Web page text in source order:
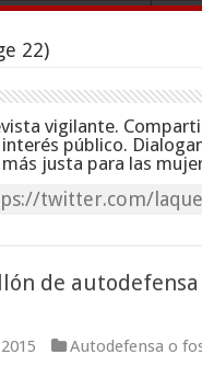
22)
vigilante.
público.
justa para las
twitter.com/
de autodefensa
Autodefensa o